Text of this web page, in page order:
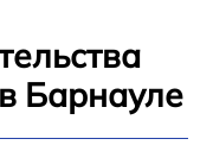
Барнауле